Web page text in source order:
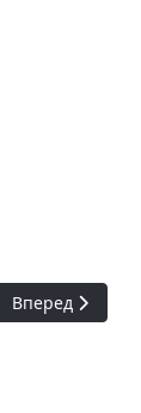
Следующий:
Вперед